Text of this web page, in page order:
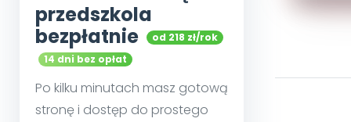
przedszkola
bezpłatnie
od 218 zł/rok
14 dni bez opłat
Po kilku minutach masz gotową
stronę i dostęp do prostego